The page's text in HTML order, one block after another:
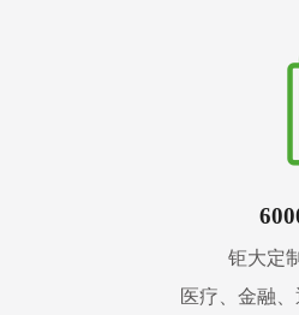
钜大定
医疗、金融